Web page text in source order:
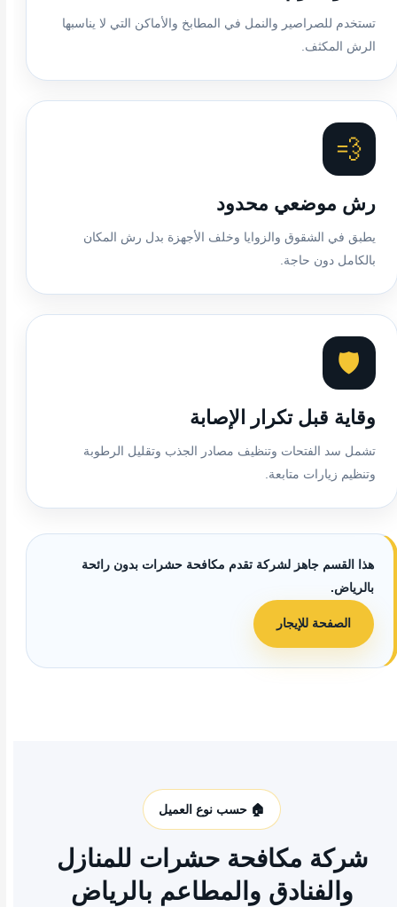
تستخدم للصراصير والنمل في المطابخ والأماكن التي لا يناسبها
الرش المكثف.
💨
رش موضعي محدود
يطبق في الشقوق والزوايا وخلف الأجهزة بدل رش المكان
بالكامل دون حاجة.
🛡️
وقاية قبل تكرار الإصابة
تشمل سد الفتحات وتنظيف مصادر الجذب وتقليل الرطوبة
وتنظيم زيارات متابعة.
هذا القسم جاهز لشركة تقدم مكافحة حشرات بدون رائحة
بالرياض.
الصفحة للإيجار
🏠 حسب نوع العميل
شركة مكافحة حشرات للمنازل
والفنادق والمطاعم بالرياض